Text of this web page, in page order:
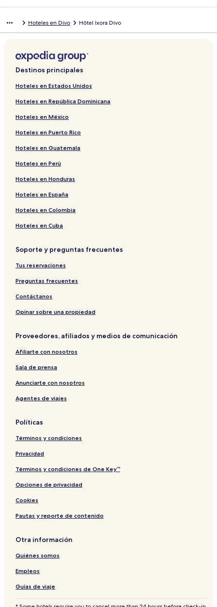
Hoteles en Divo Hôtel Ixora Divo
Destinos principales
Hoteles en Estados Unidos
Hoteles en República Dominicana
Hoteles en México
Hoteles en Puerto Rico
Hoteles en Guatemala
Hoteles en Perú
Hoteles en Honduras
Hoteles en España
Hoteles en Colombia
Hoteles en Cuba
Soporte y preguntas frecuentes
Tus reservaciones
Preguntas frecuentes
Contáctanos
Opinar sobre una propiedad
Proveedores, afiliados y medios de comunicación
Afiliarte con nosotros
Sala de prensa
Anunciarte con nosotros
Agentes de viajes
Políticas
Términos y condiciones
Privacidad
Términos y condiciones de One Key™
Opciones de privacidad
Cookies
Pautas y reporte de contenido
Otra información
Quiénes somos
Empleos
Guías de viaje